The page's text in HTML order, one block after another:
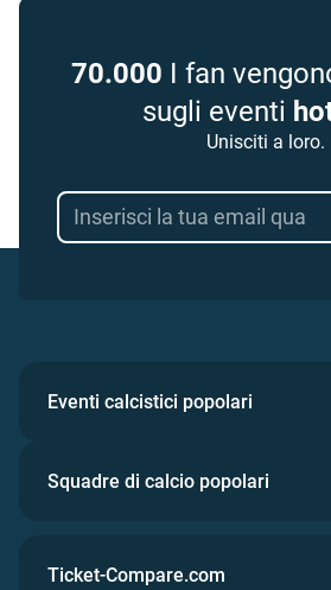
70.000 I fan
sugli eventi
Unisciti a loro.
Eventi calcistici popolari
Squadre di calcio popolari
Ticket-Compare.com